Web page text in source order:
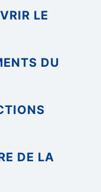
LE
DU
DE LA